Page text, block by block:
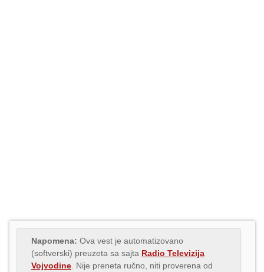
Napomena: Ova vest je automatizovano
(softverski) preuzeta sa sajta Radio Televizija
Vojvodine . Nije preneta ručno, niti proverena od